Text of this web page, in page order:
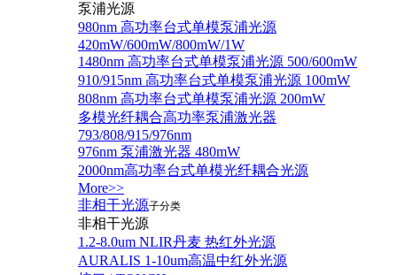
泵浦光源
980nm 高功率台式单模泵浦光源
420mW/600mW/800mW/1W
1480nm 高功率台式单模泵浦光源 500/600mW
910/915nm 高功率台式单模泵浦光源 100mW
808nm 高功率台式单模泵浦光源 200mW
多模光纤耦合高功率泵浦激光器
793/808/915/976nm
976nm 泵浦激光器 480mW
2000nm高功率台式单模光纤耦合光源
More>>
非相干光源子分类
非相干光源
1.2-8.0um NLIR丹麦 热红外光源
AURALIS 1-10um高温中红外光源